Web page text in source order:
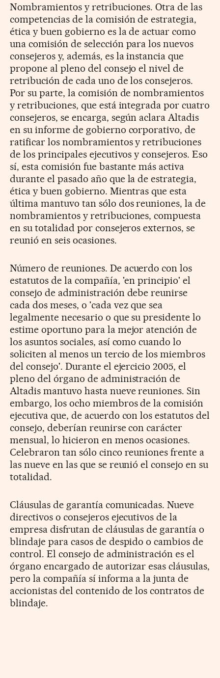
Nombramientos y retribuciones. Otra de las
competencias de la comisión de estrategia,
ética y buen gobierno es la de actuar como
una comisión de selección para los nuevos
consejeros y, además, es la instancia que
propone al pleno del consejo el nivel de
retribución de cada uno de los consejeros.
Por su parte, la comisión de nombramientos
y retribuciones, que está integrada por cuatro
consejeros, se encarga, según aclara Altadis
en su informe de gobierno corporativo, de
ratificar los nombramientos y retribuciones
de los principales ejecutivos y consejeros. Eso
sí, esta comisión fue bastante más activa
durante el pasado año que la de estrategia,
ética y buen gobierno. Mientras que esta
última mantuvo tan sólo dos reuniones, la de
nombramientos y retribuciones, compuesta
en su totalidad por consejeros externos, se
reunió en seis ocasiones.
Número de reuniones. De acuerdo con los
estatutos de la compañía, 'en principio' el
consejo de administración debe reunirse
cada dos meses, o 'cada vez que sea
legalmente necesario o que su presidente lo
estime oportuno para la mejor atención de
los asuntos sociales, así como cuando lo
soliciten al menos un tercio de los miembros
del consejo'. Durante el ejercicio 2005, el
pleno del órgano de administración de
Altadis mantuvo hasta nueve reuniones. Sin
embargo, los ocho miembros de la comisión
ejecutiva que, de acuerdo con los estatutos del
consejo, deberían reunirse con carácter
mensual, lo hicieron en menos ocasiones.
Celebraron tan sólo cinco reuniones frente a
las nueve en las que se reunió el consejo en su
totalidad.
Cláusulas de garantía comunicadas. Nueve
directivos o consejeros ejecutivos de la
empresa disfrutan de cláusulas de garantía o
blindaje para casos de despido o cambios de
control. El consejo de administración es el
órgano encargado de autorizar esas cláusulas,
pero la compañía sí informa a la junta de
accionistas del contenido de los contratos de
blindaje.